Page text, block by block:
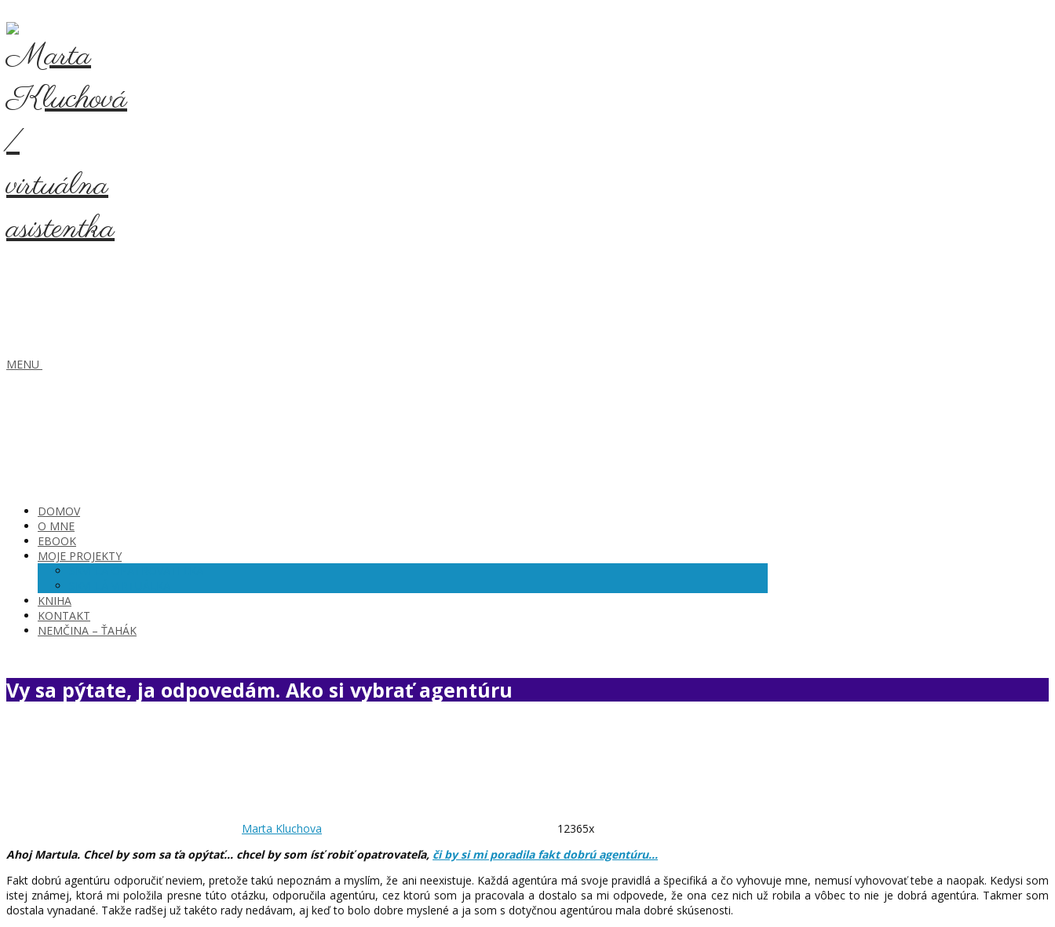
MENU
DOMOV
O MNE
EBOOK
MOJE PROJEKTY
KNIHA
KONTAKT
NEMČINA – ŤAHÁK
Vy sa pýtate, ja odpovedám. Ako si vybrať agentúru
Marta Kluchova
12365x
Ahoj Martula. Chcel by som sa ťa opýtať… chcel by som ísť robiť opatrovateľa, či by si mi poradila fakt dobrú agentúru…
Fakt dobrú agentúru odporučiť neviem, pretože takú nepoznám a myslím, že ani neexistuje. Každá agentúra má svoje pravidlá a špecifiká a čo vyhovuje mne, nemusí vyhovovať tebe a naopak. Kedysi som
istej známej, ktorá mi položila presne túto otázku, odporučila agentúru, cez ktorú som ja pracovala a dostalo sa mi odpovede, že ona cez nich už robila a vôbec to nie je dobrá agentúra. Takmer som
dostala vynadané. Takže radšej už takéto rady nedávam, aj keď to bolo dobre myslené a ja som s dotyčnou agentúrou mala dobré skúsenosti.